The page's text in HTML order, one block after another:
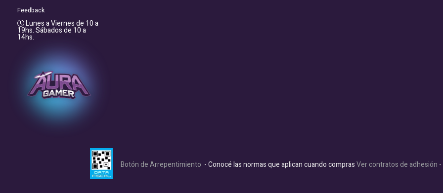
Feedback
Lunes a Viernes de 10 a
19hs. Sábados de 10 a
14hs.
Botón de Arrepentimiento - Conocé las normas que aplican cuando comprasVer contratos de adhesión